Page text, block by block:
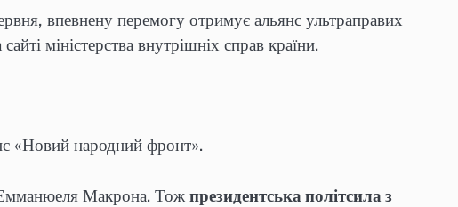
впевнену перемогу отримує альянс ультраправих
сайті міністерства внутрішніх справ країни.
«Новий народний фронт».
Емманюеля Макрона. Тож президентська політсила з